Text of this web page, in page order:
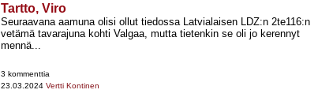
Tartto, Viro
Seuraavana aamuna olisi ollut tiedossa Latvialaisen LDZ:n 2te116:n
vetämä tavarajuna kohti Valgaa, mutta tietenkin se oli jo kerennyt
mennä...
3 kommenttia
23.03.2024 Vertti Kontinen